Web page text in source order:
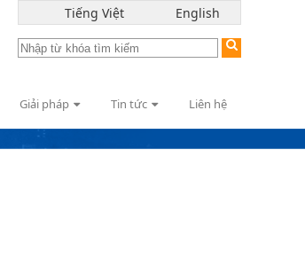
Tiếng Việt English
Giải pháp Tin tức Liên hệ